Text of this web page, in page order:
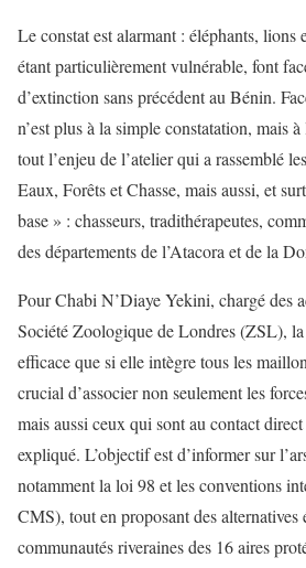
Le constat est alarmant : éléphants, lions
étant particulièrement vulnérable, font
d’extinction sans précédent au Bénin.
n’est plus à la simple constatation, mais
tout l’enjeu de l’atelier qui a rassemblé
Eaux, Forêts et Chasse, mais aussi, et
base » : chasseurs, tradithérapeutes,
des départements de l’Atacora et de la
Pour Chabi N’Diaye Yekini, chargé des
Société Zoologique de Londres (ZSL),
efficace que si elle intègre tous les
crucial d’associer non seulement les
mais aussi ceux qui sont au contact
expliqué. L’objectif est d’informer sur
notamment la loi 98 et les conventions
CMS), tout en proposant des alternatives
communautés riveraines des 16 aires